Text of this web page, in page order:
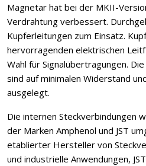
Magnetar hat bei der MKII-
Verdrahtung verbessert.
Kupferleitungen zum Einsatz.
hervorragenden elektrischen
Wahl für Signalübertragungen.
sind auf minimalen Widerstand
ausgelegt.
Die internen Steckverbindungen
der Marken Amphenol und JST
etablierter Hersteller von
und industrielle Anwendungen,